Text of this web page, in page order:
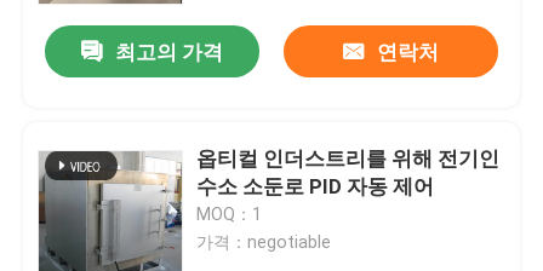
최고의 가격 연락처
옵티컬 인더스트리를 위해 전기인
수소 소둔로 PID 자동 제어
MOQ：1
가격：negotiable